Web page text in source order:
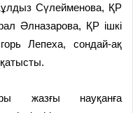
Сүлейменова, ҚР
Әлназарова, ҚР ішкі
Лепеха, сондай-ақ
жазғы науқанға